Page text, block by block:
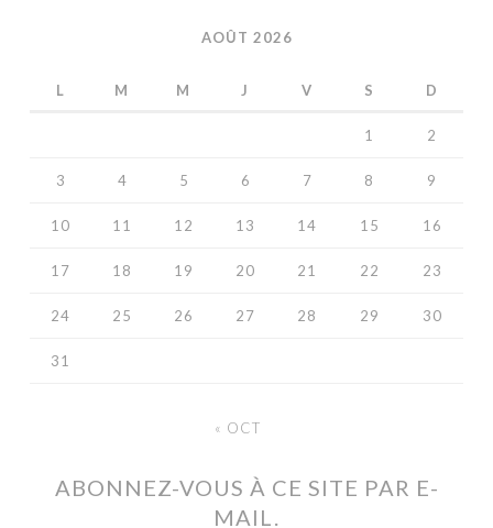
AOÛT 2026
L M M J V S D
1 2
3 4 5 6 7 8 9
10 11 12 13 14 15 16
17 18 19 20 21 22 23
24 25 26 27 28 29 30
31
« OCT
ABONNEZ-VOUS À CE SITE PAR E-
MAIL.